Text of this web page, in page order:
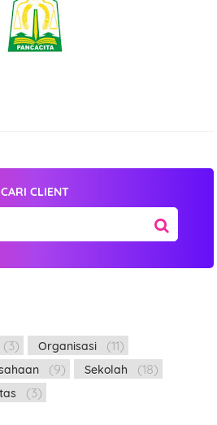
CARI CLIENT
(3) Organisasi (11)
(9) Sekolah (18)
(3)